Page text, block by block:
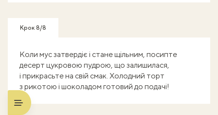
Крок 8/8
Коли мус затвердіє і стане щільним, посипте
десерт цукровою пудрою, що залишилася,
і прикрасьте на свій смак. Холодний торт
з рикотою і шоколадом готовий до подачі!